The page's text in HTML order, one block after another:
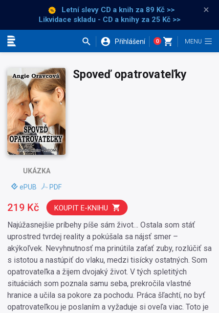
Letní slevy CD a knih za 89 Kč >>
Likvidace skladu - CD a knihy za 25 Kč >>
×
Přihlášení 0
UKÁZKA
ePUB PDF
Spoveď opatrovateľky
Najúžasnejšie príbehy píše sám život… Ostala som stáť
uprostred tvrdej reality a pokúšala sa nájsť smer –
akýkoľvek. Nevyhnutnosť ma prinútila zaťať zuby, rozlúčiť sa
s istotou a nastúpiť do vlaku, medzi tisícky ostatných. Som
opatrovateľka a žijem dvojaký život. V tých spletitých
situáciách som poznala samu seba, prekročila vlastné
hranice a učila sa pokore za pochodu. Práca šľachtí, no byť
opatrovateľkou je poslaním a vyžaduje si oveľa viac. Toto je
219 Kč KOUPIT E-KNIHU